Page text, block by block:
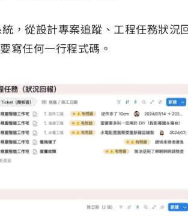
，從設計專案追蹤、工程任務狀況
寫任何一行程式碼。